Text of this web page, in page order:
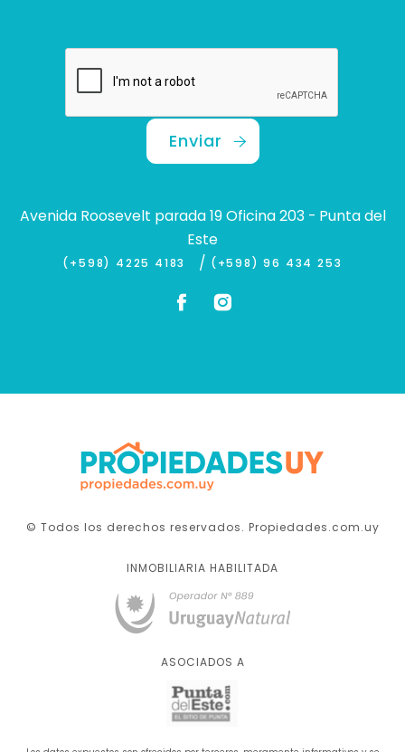
Enviar
Avenida Roosevelt parada 19 Oficina 203 - Punta del
Este
(+598) 4225 4183 / (+598) 96 434 253
© Todos los derechos reservados. Propiedades.com.uy
INMOBILIARIA HABILITADA
ASOCIADOS A